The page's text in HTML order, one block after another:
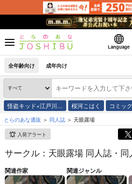
Language
全年齢向け 成年向け
怪盗キッド×江戸川… 桜河こはく コミッ
とらのあな通販 同人誌 天眼露場
入荷アラート
サークル：天眼露場 同人誌・
関連作家 関連ジャンル